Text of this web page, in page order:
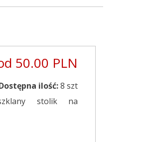
50.00 PLN
ilość:8 szt
stolik na